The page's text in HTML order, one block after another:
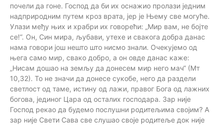
почели да гоне. Господ да би их оснажио пролази једним
надприродним путем кроз врата, јер је Њему све могуће.
Улази међу њих и храбри их говорећи: „Мир вам, не бојте
се!“. Он, Син мира, љубави, утехе и свакога добра данас
нама говори још нешто што нисмо знали. Очекујемо од
њега само мир, свако добро, а он овде данас каже:
„Нисам дошао на земљу да донесем мир него мач“ (Мт
10,32). То не значи да донесе сукобе, него да раздели
светлост од таме, истину од лажи, правог Бога од лажних
богова, јединог Цара од осталих господара. Зар није
Господ рекао да будемо послушни родитељима својим? А
зар није Свети Сава све слушао своје родитеље док није